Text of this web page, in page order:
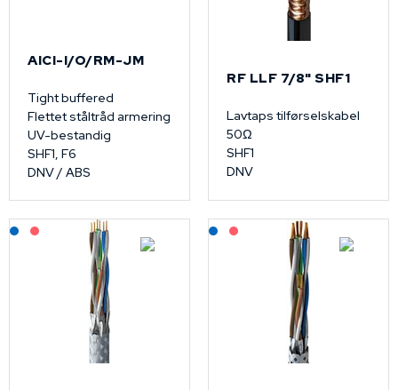
AICI-I/O/RM-JM
Tight buffered
Flettet ståltråd armering
UV-bestandig
SHF1, F6
DNV / ABS
RF LLF 7/8" SHF1
Lavtaps tilførselskabel
50Ω
SHF1
DNV
Lagerført: NEK Kabel
På forespørsel Lagerført: NEK Kabel
På forespørsel